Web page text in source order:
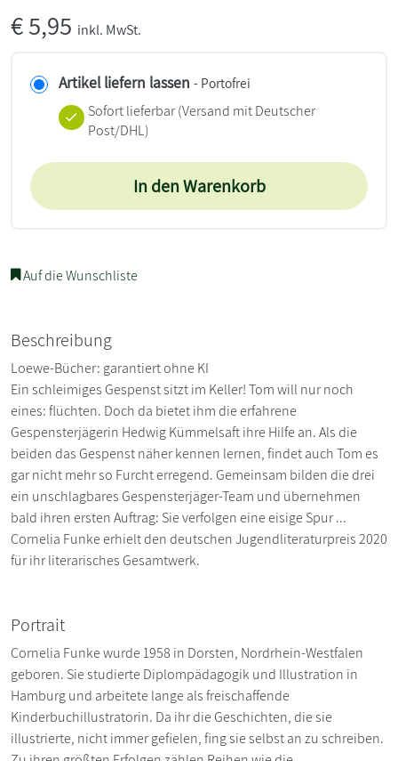
€5,95 inkl. MwSt.
Artikel liefern lassen - Portofrei
Sofort lieferbar(Versand mit Deutscher
Post/DHL)
In den Warenkorb
Auf die Wunschliste
Beschreibung
Loewe-Bücher: garantiert ohne KI
Ein schleimiges Gespenst sitzt im Keller! Tom will nur noch
eines: flüchten. Doch da bietet ihm die erfahrene
Gespensterjägerin Hedwig Kümmelsaft ihre Hilfe an. Als die
beiden das Gespenst näher kennen lernen, findet auch Tom es
gar nicht mehr so Furcht erregend. Gemeinsam bilden die drei
ein unschlagbares Gespensterjäger-Team und übernehmen
bald ihren ersten Auftrag: Sie verfolgen eine eisige Spur ...
Cornelia Funke erhielt den deutschen Jugendliteraturpreis 2020
für ihr literarisches Gesamtwerk.
Portrait
Cornelia Funke wurde 1958 in Dorsten, Nordrhein-Westfalen
geboren. Sie studierte Diplompädagogik und Illustration in
Hamburg und arbeitete lange als freischaffende
Kinderbuchillustratorin. Da ihr die Geschichten, die sie
illustrierte, nicht immer gefielen, fing sie selbst an zu schreiben.